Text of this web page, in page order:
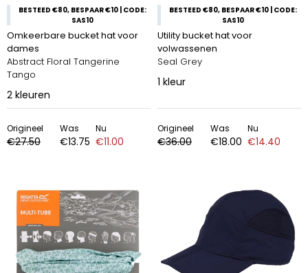
BESTEED €80, BESPAAR €10 | CODE:
SAS10
Omkeerbare bucket hat voor
dames
Abstract Floral Tangerine
Tango
2 kleuren
Origineel
€27.50
Was
€13.75
Nu
€11.00
BESTEED €80, BESPAAR €10 | CODE:
SAS10
Utility bucket hat voor
volwassenen
Seal Grey
1 kleur
Origineel
€36.00
Was
€18.00
Nu
€14.40